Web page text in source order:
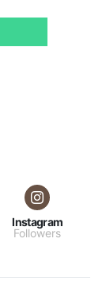
Instagram
Followers